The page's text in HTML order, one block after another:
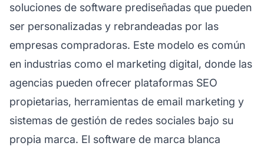
soluciones de software prediseñadas que pueden
ser personalizadas y rebrandeadas por las
empresas compradoras. Este modelo es común
en industrias como el marketing digital, donde las
agencias pueden ofrecer plataformas SEO
propietarias, herramientas de email marketing y
sistemas de gestión de redes sociales bajo su
propia marca. El software de marca blanca